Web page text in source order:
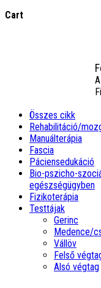
Cart
Összes cikk
Rehabilitáció/
Manuálterápia
Fascia
Páciensedukáció
Bio-pszicho-
egészségügyben
Fizikoterápia
Testtájak
Gerinc
Medence/
Vállöv
Felső
Alsó végtag